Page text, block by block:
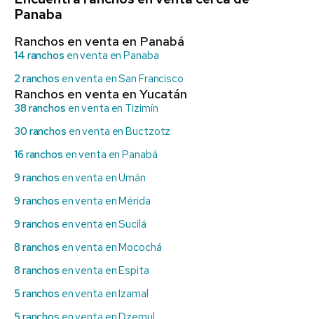
Panaba
Ranchos en venta en Panabá
14 ranchos en venta en Panaba
2 ranchos en venta en San Francisco
Ranchos en venta en Yucatán
38 ranchos en venta en Tizimín
30 ranchos en venta en Buctzotz
16 ranchos en venta en Panabá
9 ranchos en venta en Umán
9 ranchos en venta en Mérida
9 ranchos en venta en Sucilá
8 ranchos en venta en Mocochá
8 ranchos en venta en Espita
5 ranchos en venta en Izamal